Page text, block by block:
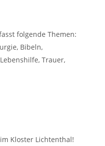
folgende Themen:
Bibeln,
Trauer,
Kloster Lichtenthal!